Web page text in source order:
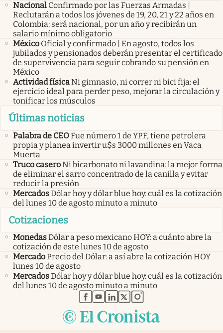
Nacional Confirmado por las Fuerzas Armadas |
Reclutarán a todos los jóvenes de 19, 20, 21 y 22 años en
Colombia: será nacional, por un año y recibirán un
salario mínimo obligatorio
México Oficial y confirmado | En agosto, todos los
jubilados y pensionados deberán presentar el certificado
de supervivencia para seguir cobrando su pensión en
México
Actividad físicaNi gimnasio, ni correr ni bici fija: el
ejercicio ideal para perder peso, mejorar la circulación y
tonificar los músculos
Últimas noticias
Palabra de CEOFue número 1 de YPF, tiene petrolera
propia y planea invertir u$s 3000 millones en Vaca
Muerta
Truco caseroNi bicarbonato ni lavandina: la mejor forma
de eliminar el sarro concentrado de la canilla y evitar
reducir la presión
MercadosDólar hoy y dólar blue hoy: cuál es la cotización
del lunes 10 de agosto minuto a minuto
Cotizaciones
MonedasDólar a peso mexicano HOY: a cuánto abre la
cotización de este lunes 10 de agosto
MercadoPrecio del Dólar: a así abre la cotización HOY
lunes 10 de agosto
MercadosDólar hoy y dólar blue hoy: cuál es la cotización
del lunes 10 de agosto minuto a minuto
abre en nueva pestaña
abre en nueva pestaña
abre en nueva pestaña
abre en nueva pestaña
abre en nueva pestaña